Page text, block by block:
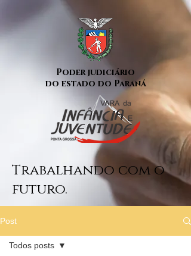
Poder judiciário
do estado do Paraná
Trabalhando com o
futuro.
Post
Todos posts